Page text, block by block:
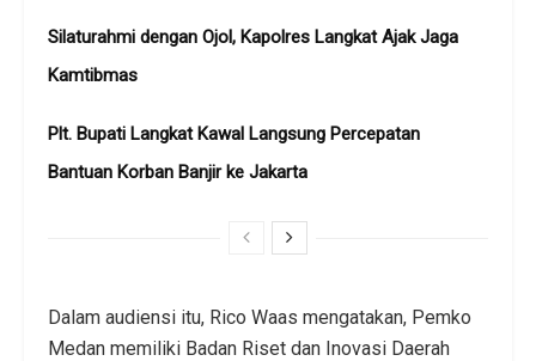
Silaturahmi dengan Ojol, Kapolres Langkat Ajak Jaga
Kamtibmas
Plt. Bupati Langkat Kawal Langsung Percepatan
Bantuan Korban Banjir ke Jakarta
Dalam audiensi itu, Rico Waas mengatakan, Pemko
Medan memiliki Badan Riset dan Inovasi Daerah